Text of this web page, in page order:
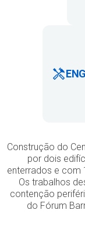
Construção do
por dois
enterrados e com
Os trabalhos
contenção
do Fórum